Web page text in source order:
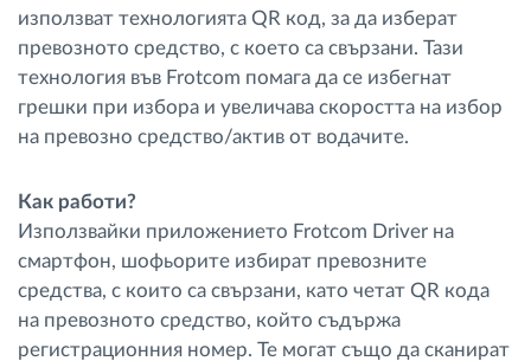
Как отговаряме на нуждите на всяка
флота
Калкулатор за спестявания
използват технологията QR код, за да изберат
превозното средство, с което са свързани. Тази
технология във Frotcom помага да се избегнат
грешки при избора и увеличава скоростта на избор
на превозно средство/актив от водачите.
Как работи?
Използвайки приложението Frotcom Driver на
смартфон, шофьорите избират превозните
средства, с които са свързани, като четат QR кода
на превозното средство, който съдържа
регистрационния номер. Те могат също да сканират